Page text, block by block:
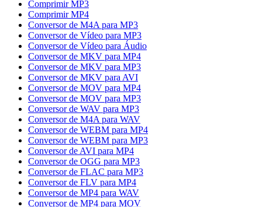
Comprimir MP3
Comprimir MP4
Conversor de M4A para MP3
Conversor de Vídeo para MP3
Conversor de Vídeo para Áudio
Conversor de MKV para MP4
Conversor de MKV para MP3
Conversor de MKV para AVI
Conversor de MOV para MP4
Conversor de MOV para MP3
Conversor de WAV para MP3
Conversor de M4A para WAV
Conversor de WEBM para MP4
Conversor de WEBM para MP3
Conversor de AVI para MP4
Conversor de OGG para MP3
Conversor de FLAC para MP3
Conversor de FLV para MP4
Conversor de MP4 para WAV
Conversor de MP4 para MOV